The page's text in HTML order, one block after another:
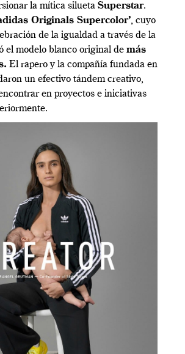
la mítica silueta Superstar.
Originals Supercolor’, cuyo
de la igualdad a través de la
el modelo blanco original de más
El rapero y la compañía fundada en
un efectivo tándem creativo,
en proyectos e iniciativas